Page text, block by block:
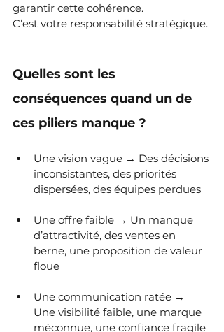
garantir cette cohérence.
C’est votre responsabilité stratégique.
Quelles sont les
conséquences quand un de
ces piliers manque ?
Une vision vague → Des décisions
inconsistantes, des priorités
dispersées, des équipes perdues
Une offre faible → Un manque
d’attractivité, des ventes en
berne, une proposition de valeur
floue
Une communication ratée →
Une visibilité faible, une marque
méconnue, une confiance fragile